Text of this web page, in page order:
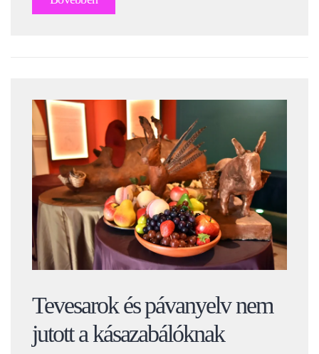
Tevesarok és pávanyelv nem
jutott a kásazabálóknak